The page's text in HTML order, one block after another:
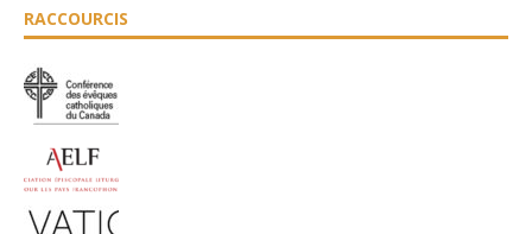
RACCOURCIS